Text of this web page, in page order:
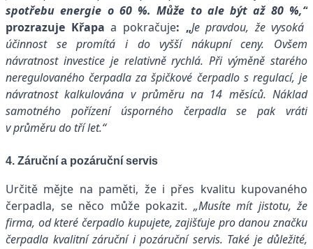
spotřebu energie o 60 %. Může to ale být až 80 %,“
prozrazuje Křapa a pokračuje: „Je pravdou, že vysoká
účinnost se promítá i do vyšší nákupní ceny. Ovšem
návratnost investice je relativně rychlá. Při výměně starého
neregulovaného čerpadla za špičkové čerpadlo s regulací, je
návratnost kalkulována v průměru na 14 měsíců. Náklad
samotného pořízení úsporného čerpadla se pak vrátí
v průměru do tří let.“
4. Záruční a pozáruční servis
Určitě mějte na paměti, že i přes kvalitu kupovaného
čerpadla, se něco může pokazit. „Musíte mít jistotu, že
firma, od které čerpadlo kupujete, zajišťuje pro danou značku
čerpadla kvalitní záruční i pozáruční servis. Také je důležité,